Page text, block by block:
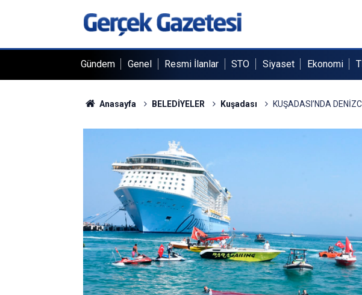
Gündem Genel Resmi İlanlar STO Siyaset Ekonomi
Anasayfa BELEDİYELER Kuşadası KUŞADASI’NDA